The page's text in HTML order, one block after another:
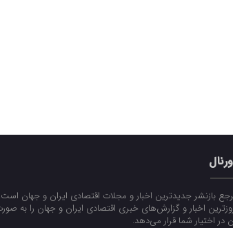
بازنشر جدیدترین اخبار و مجلات اقتصادی ایران و جهان است.
اخبار و گزارش‌های خبری اقتصادی ایران و جهان را به
در اختیار شما قرار می‌‌دهد.